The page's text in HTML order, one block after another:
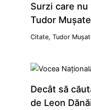
Surzi care
Tudor
Citate,Tudor
Decât să
de Leon